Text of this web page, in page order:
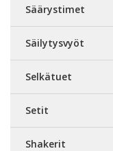
Säärystimet
Säilytysvyöt
Selkätuet
Setit
Shakerit